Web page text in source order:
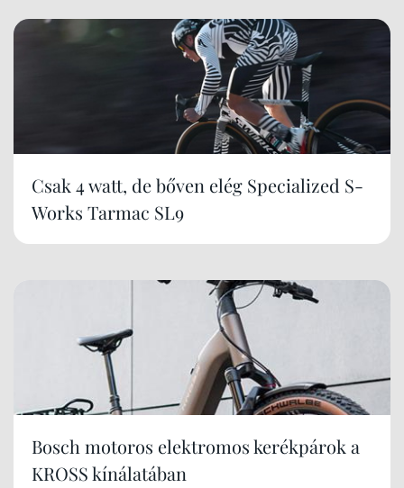
Csak 4 watt, de bőven elég Specialized S-
Works Tarmac SL9
Bosch motoros elektromos kerékpárok a
KROSS kínálatában